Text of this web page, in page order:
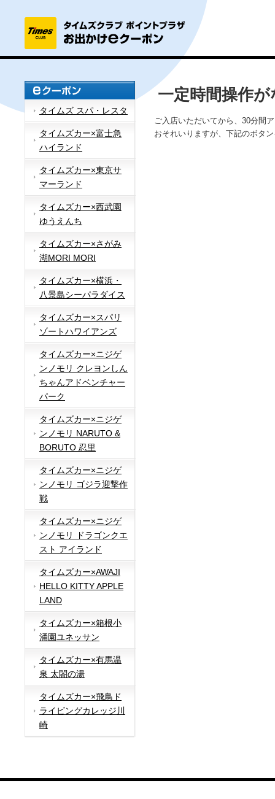
タイムズ スパ・レスタ
タイムズカー×富士急
ハイランド
タイムズカー×東京サ
マーランド
タイムズカー×西武園
ゆうえんち
タイムズカー×さがみ
湖MORI MORI
タイムズカー×横浜・
八景島シーパラダイス
タイムズカー×スパリ
ゾートハワイアンズ
タイムズカー×ニジゲ
ンノモリ クレヨンしん
ちゃんアドベンチャー
パーク
タイムズカー×ニジゲ
ンノモリ NARUTO &
BORUTO 忍里
タイムズカー×ニジゲ
ンノモリ ゴジラ迎撃作
戦
タイムズカー×ニジゲ
ンノモリ ドラゴンクエ
スト アイランド
タイムズカー×AWAJI
HELLO KITTY APPLE
LAND
タイムズカー×箱根小
涌園ユネッサン
タイムズカー×有馬温
泉 太閤の湯
タイムズカー×飛鳥ド
ライビングカレッジ川
崎
一定時間操作
ご入店いただいてから、30分間
おそれいりますが、下記のボタ